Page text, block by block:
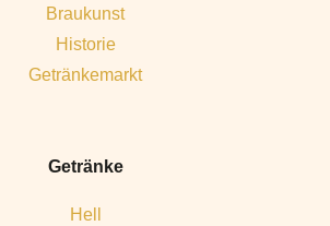
Braukunst
Historie
Getränkemarkt
Getränke
Hell